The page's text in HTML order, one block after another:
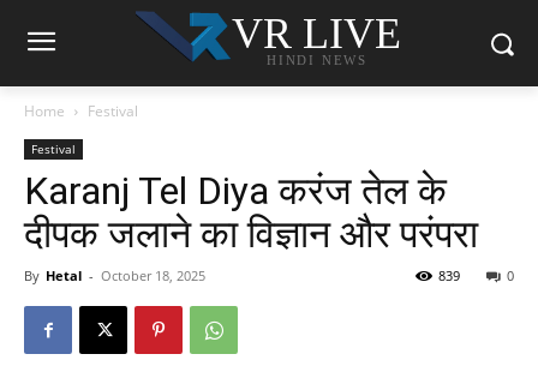
VR LIVE
HINDI NEWS
Home Festival
Festival
Karanj Tel Diya करंज तेल के
दीपक जलाने का विज्ञान और परंपरा
By Hetal - October 18, 2025 0
839